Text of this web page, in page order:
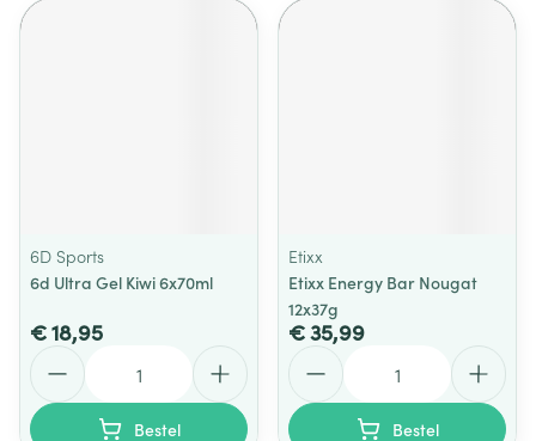
6D Sports
6d Ultra Gel Kiwi 6x70ml
€ 18,95
Bestel
Etixx
Etixx Energy Bar Nougat
12x37g
€ 35,99
Bestel